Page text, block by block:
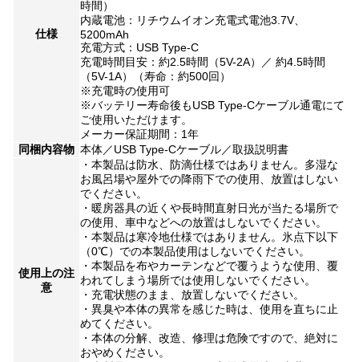
仕様
時間）
内蔵電池：リチウムイオン充電式電池3.7V、
5200mAh
充電方式：USB Type-C
充電時間目安：約2.5時間（5V-2A）／ 約4.5時間
（5V-1A）（寿命：約500回）
※充電時の使用可
※バッテリー寿命後もUSB Type-Cケーブル通電にて
ご使用いただけます。
メーカー保証期間：1年
同梱内容物 本体／USB Type-Cケーブル／取扱説明書
使用上の注
意
・本製品は防水、防滴仕様ではありません。多湿な
お風呂場や屋外での降雨下での使用、放置はしない
でください。
・暖房器具の近くや長時間直射日光が当たる場所で
の使用、車中などへの放置はしないでください。
・本製品は寒冷地仕様ではありません。氷点下以下
（0℃）での本製品使用はしないでください。
・本製品を布やカーテンなどで覆うような使用、覆
われてしまう場所では使用しないでください。
・充電状態のまま、放置しないでください。
・異臭や本体の異常を感じた時は、使用を直ちに止
めてください。
・本体の分解、改造、修理は危険ですので、絶対に
おやめください。